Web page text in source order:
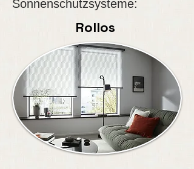
Sonnenschutzsysteme:
Rollos